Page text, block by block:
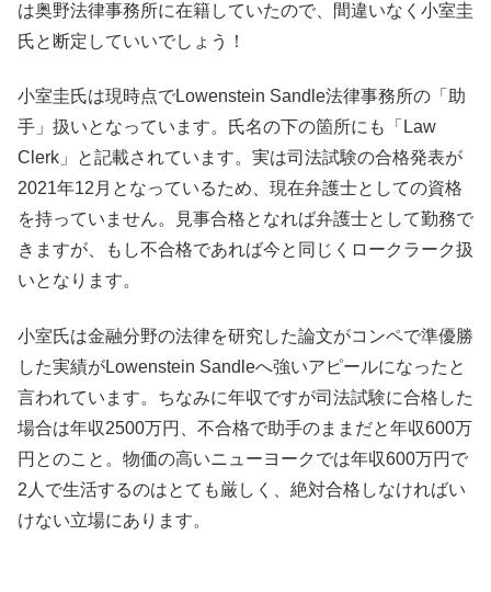
は奥野法律事務所に在籍していたので、間違いなく小室圭
氏と断定していいでしょう！
小室圭氏は現時点でLowenstein Sandle法律事務所の「助
手」扱いとなっています。氏名の下の箇所にも「Law
Clerk」と記載されています。実は司法試験の合格発表が
2021年12月となっているため、現在弁護士としての資格
を持っていません。見事合格となれば弁護士として勤務で
きますが、もし不合格であれば今と同じくロークラーク扱
いとなります。
小室氏は金融分野の法律を研究した論文がコンペで準優勝
した実績がLowenstein Sandleへ強いアピールになったと
言われています。ちなみに年収ですが司法試験に合格した
場合は年収2500万円、不合格で助手のままだと年収600万
円とのこと。物価の高いニューヨークでは年収600万円で
2人で生活するのはとても厳しく、絶対合格しなければい
けない立場にあります。